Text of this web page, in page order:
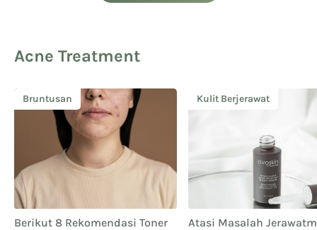
Acne Treatment
Bruntusan
Berikut 8 Rekomendasi Toner
Kulit Berjerawat
Atasi Masalah